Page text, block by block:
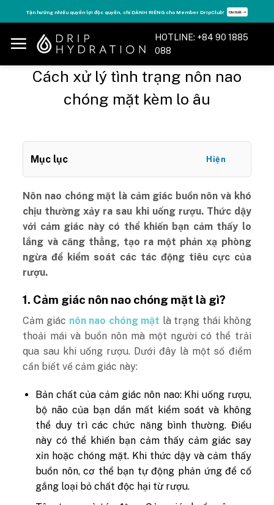
to
content
Tận hưởng nhiều quyền lợi độc quyền, chỉ DÀNH RIÊNG cho Member DripClub! Chi tiết ➝
HOTLINE: +84 90 1885
088
Cách xử lý tình trạng nôn nao
chóng mặt kèm lo âu
Mục lục Hiện
Nôn nao chóng mặt là cảm giác buồn nôn và khó
chịu thường xảy ra sau khi uống rượu. Thức dậy
với cảm giác này có thể khiến bạn cảm thấy lo
lắng và căng thẳng, tạo ra một phản xạ phòng
ngừa để kiểm soát các tác động tiêu cực của
rượu.
1. Cảm giác nôn nao chóng mặt là gì?
Cảm giác nôn nao chóng mặt là trạng thái không
thoải mái và buồn nôn mà một người có thể trải
qua sau khi uống rượu. Dưới đây là một số điểm
cần biết về cảm giác này:
Bản chất của cảm giác nôn nao: Khi uống rượu,
bộ não của bạn dần mất kiểm soát và không
thể duy trì các chức năng bình thường. Điều
này có thể khiến bạn cảm thấy cảm giác say
xỉn hoặc chóng mặt. Khi thức dậy và cảm thấy
buồn nôn, cơ thể bạn tự động phản ứng để cố
gắng loại bỏ chất độc hại từ rượu.